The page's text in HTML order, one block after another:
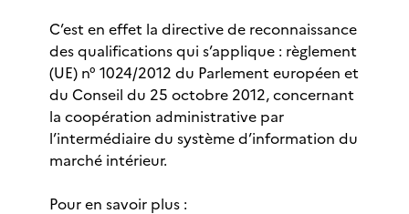
C’est en effet la directive de reconnaissance
des qualifications qui s’applique : règlement
(UE) n° 1024/2012 du Parlement européen et
du Conseil du 25 octobre 2012, concernant
la coopération administrative par
l’intermédiaire du système d’information du
marché intérieur.
Pour en savoir plus :